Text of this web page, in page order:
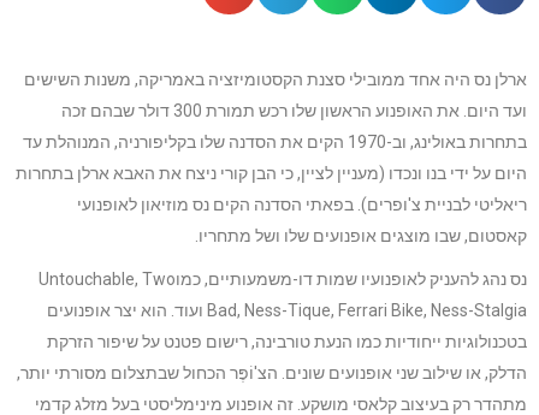
ארלן נס היה אחד ממובילי סצנת הקסטומיזציה באמריקה, משנות השישים
ועד היום. את האופנוע הראשון שלו רכש תמורת 300 דולר שבהם זכה
בתחרות באולינג, וב-1970 הקים את הסדנה שלו בקליפורניה, המנוהלת עד
היום על ידי בנו ונכדו (מעניין לציין, כי הבן קורי ניצח את האבא ארלן בתחרות
ריאליטי לבניית צ'ופרים). בפאתי הסדנה הקים נס מוזיאון לאופנועי
קאסטום, שבו מוצגים אופנועים שלו ושל מתחריו.
נס נהג להעניק לאופנועיו שמות דו-משמעותיים, כמוUntouchable, Two
Bad, Ness-Tique, Ferrari Bike, Ness-Stalgia ועוד. הוא יצר אופנועים
בטכנולוגיות ייחודיות כמו הנעת טורבינה, רישום פטנט על שיפור הזרקת
הדלק, או שילוב שני אופנועים שונים. הצ'וֹפֶּר הכחול שבתצלום מסורתי יותר,
מתהדר רק בעיצוב קלאסי מושקע. זה אופנוע מינימליסטי בעל מזלג קדמי